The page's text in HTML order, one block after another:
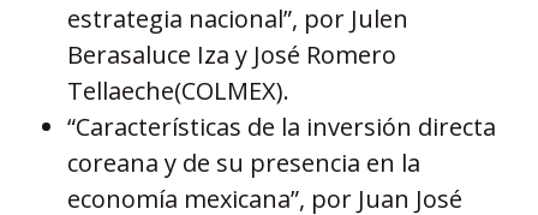
estrategia nacional”, por Julen
Berasaluce Iza y José Romero
Tellaeche(COLMEX).
“Características de la inversión directa
coreana y de su presencia en la
economía mexicana”, por Juan José